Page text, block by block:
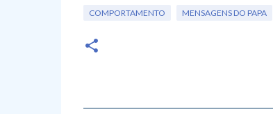
COMPORTAMENTO MENSAGENS DO PAPA